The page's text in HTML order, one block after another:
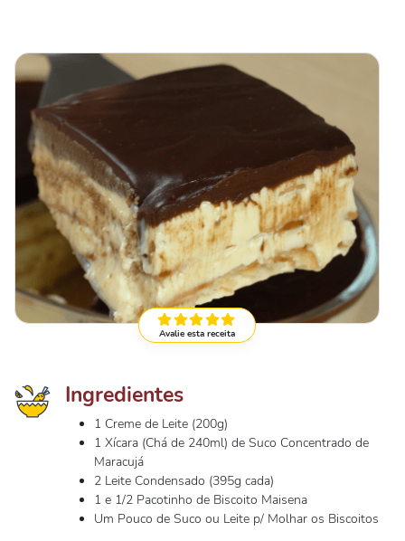
Avalie esta receita
Ingredientes
1 Creme de Leite (200g)
1 Xícara (Chá de 240ml) de Suco Concentrado de
Maracujá
2 Leite Condensado (395g cada)
1 e 1/2 Pacotinho de Biscoito Maisena
Um Pouco de Suco ou Leite p/ Molhar os Biscoitos